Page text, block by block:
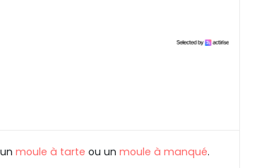
un moule à tarte ou un moule à manqué.